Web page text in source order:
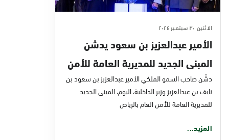
الاثنين ٣٠ سبتمبر ٢٠٢٤
الأمير عبدالعزيز بن سعود يدشن
المبنى الجديد للمديرية العامة للأمن
العام بالرياض
دشّن صاحب السمو الملكي الأمير عبدالعزيز بن سعود بن
نايف بن عبدالعزيز وزير الداخلية، اليوم، المبنى الجديد
للمديرية العامة للأمن العام بالرياض
المزيد...